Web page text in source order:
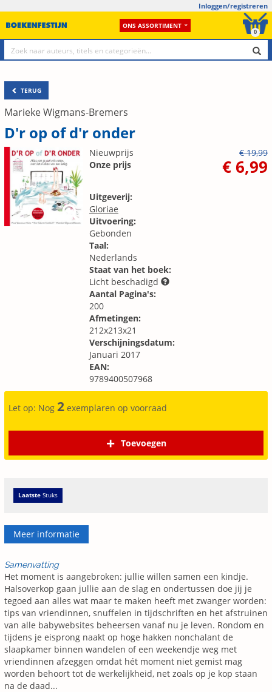
Inloggen/registreren
ONS ASSORTIMENT
0
TERUG
Marieke Wigmans-Bremers
D'r op of d'r onder
Nieuwprijs
€ 19,99
Onze prijs
€ 6,99
Uitgeverij:
Gloriae
Uitvoering:
Gebonden
Taal:
Nederlands
Staat van het boek:
Licht beschadigd
Aantal Pagina's:
200
Afmetingen:
212x213x21
Verschijningsdatum:
Januari 2017
EAN:
9789400507968
Let op: Nog 2 exemplaren op voorraad
Toevoegen
Laatste Stuks
Meer informatie
Samenvatting
Het moment is aangebroken: jullie willen samen een kindje.
Halsoverkop gaan jullie aan de slag en ondertussen doe jij je
tegoed aan alles wat maar te maken heeft met zwanger worden:
tips van vriendinnen, snuffelen in tijdschriften en het afstruinen
van alle babywebsites beheersen vanaf nu je leven. Rondom en
tijdens je eisprong naakt op hoge hakken nonchalant de
slaapkamer binnen wandelen of een weekendje weg met
vriendinnen afzeggen omdat hét moment niet gemist mag
worden behoort tot de werkelijkheid, net zoals op je kop staan
na de daad...